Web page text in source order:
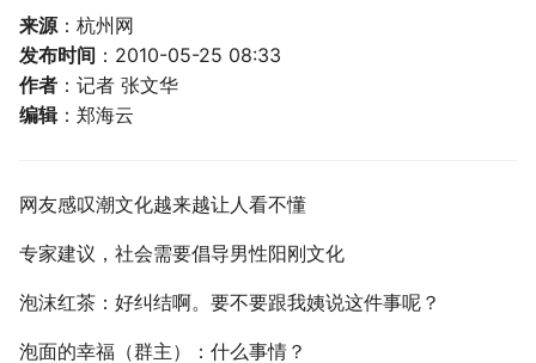
i
z
i
g
s
e
a
专家分析
摘要与附加信息
Metadata]
来源：杭州网
发布时间 ：2010-05-25 08:33
作者 ：记者 张文华
编辑：郑海云
网友感叹潮文化越来越让人看不懂
专家建议，社会需要倡导男性阳刚文化
泡沫红茶：好纠结啊。要不要跟我姨说这件事呢？
泡面的幸福（群主）：什么事情？